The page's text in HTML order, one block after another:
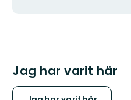
Jag har varit här